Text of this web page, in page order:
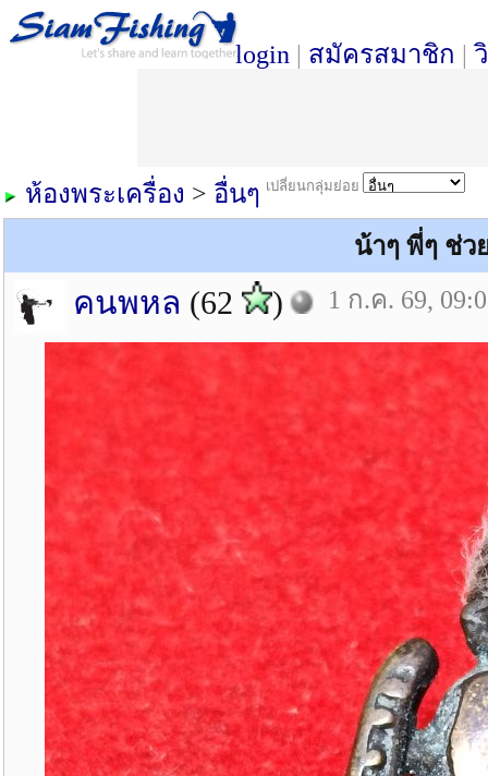
login | สมัครสมาชิก |
เปลี่ยนกลุ่มย่อย
ห้องพระเครื่อง > อื่นๆ
น้าๆ พี่ๆ ช่
คนพหล (62 ) 1 ก.ค. 69,